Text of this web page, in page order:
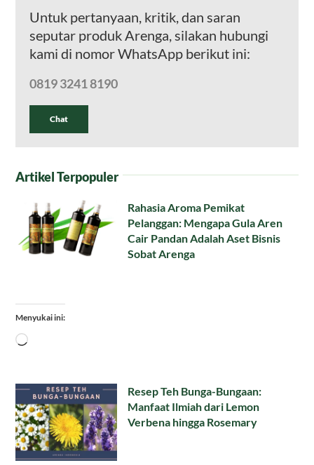
Untuk pertanyaan, kritik, dan saran
seputar produk Arenga, silakan hubungi
kami di nomor WhatsApp berikut ini:
0819 3241 8190
Chat
Artikel Terpopuler
Rahasia Aroma Pemikat
Pelanggan: Mengapa Gula Aren
Cair Pandan Adalah Aset Bisnis
Sobat Arenga
Menyukai ini:
Memuat...
Resep Teh Bunga-Bungaan:
Manfaat Ilmiah dari Lemon
Verbena hingga Rosemary